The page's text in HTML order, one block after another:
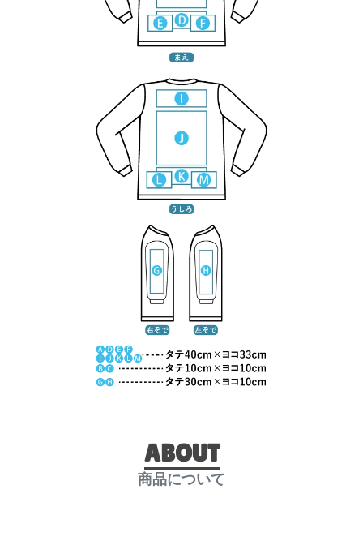
ABOUT
商品について